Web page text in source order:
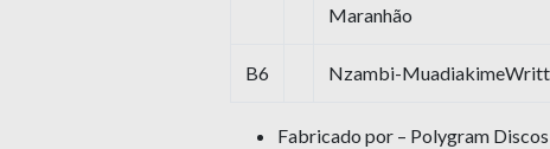
Maranhão
B6 Nzambi-
Fabricado por – Polygram